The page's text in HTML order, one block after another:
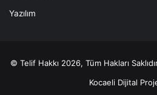
Yazılım
© Telif Hakkı 2026, Tüm Hakları
Kocaeli Dijital